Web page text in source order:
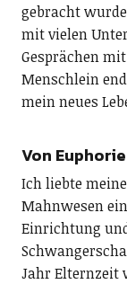
gebracht
mit vielen
Gesprächen
Menschlein
mein neues
Von
Ich liebte
Mahnwesen
Einrichtung
Jahr Elternzeit